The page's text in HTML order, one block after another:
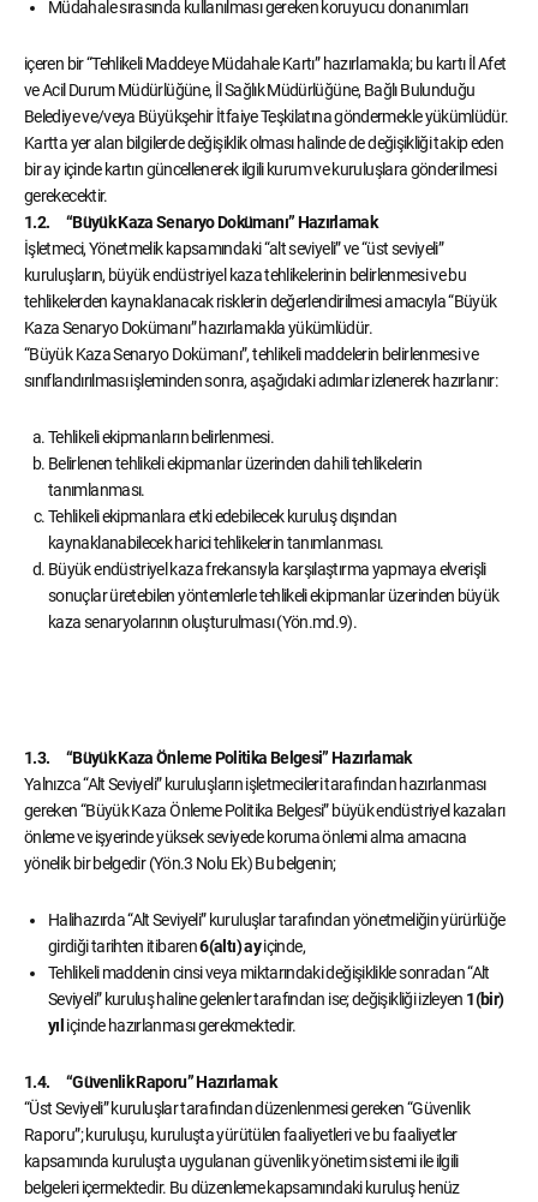
Müdahale sırasında kullanılması gereken koruyucu donanımları
içeren bir “Tehlikeli Maddeye Müdahale Kartı” hazırlamakla; bu kartı İl Afet
ve Acil Durum Müdürlüğüne, İl Sağlık Müdürlüğüne, Bağlı Bulunduğu
Belediye ve/veya Büyükşehir İtfaiye Teşkilatına göndermekle yükümlüdür.
Kartta yer alan bilgilerde değişiklik olması halinde de değişikliği takip eden
bir ay içinde kartın güncellenerek ilgili kurum ve kuruluşlara gönderilmesi
gerekecektir.
1.2. “Büyük Kaza Senaryo Dokümanı” Hazırlamak
İşletmeci, Yönetmelik kapsamındaki “alt seviyeli” ve “üst seviyeli”
kuruluşların, büyük endüstriyel kaza tehlikelerinin belirlenmesi ve bu
tehlikelerden kaynaklanacak risklerin değerlendirilmesi amacıyla “Büyük
Kaza Senaryo Dokümanı” hazırlamakla yükümlüdür.
“Büyük Kaza Senaryo Dokümanı”, tehlikeli maddelerin belirlenmesi ve
sınıflandırılması işleminden sonra, aşağıdaki adımlar izlenerek hazırlanır:
Tehlikeli ekipmanların belirlenmesi.
Belirlenen tehlikeli ekipmanlar üzerinden dahili tehlikelerin
tanımlanması.
Tehlikeli ekipmanlara etki edebilecek kuruluş dışından
kaynaklanabilecek harici tehlikelerin tanımlanması.
Büyük endüstriyel kaza frekansıyla karşılaştırma yapmaya elverişli
sonuçlar üretebilen yöntemlerle tehlikeli ekipmanlar üzerinden büyük
kaza senaryolarının oluşturulması (Yön.md.9).
1.3. “Büyük Kaza Önleme Politika Belgesi” Hazırlamak
Yalnızca “Alt Seviyeli” kuruluşların işletmecileri tarafından hazırlanması
gereken “Büyük Kaza Önleme Politika Belgesi” büyük endüstriyel kazaları
önleme ve işyerinde yüksek seviyede koruma önlemi alma amacına
yönelik bir belgedir (Yön.3 Nolu Ek) Bu belgenin;
Halihazırda “Alt Seviyeli” kuruluşlar tarafından yönetmeliğin yürürlüğe
girdiği tarihten itibaren6(altı) ayiçinde,
Tehlikeli maddenin cinsi veya miktarındaki değişiklikle sonradan “Alt
Seviyeli” kuruluş haline gelenler tarafından ise; değişikliği izleyen 1(bir)
yıl içinde hazırlanması gerekmektedir.
1.4. “Güvenlik Raporu” Hazırlamak
“Üst Seviyeli” kuruluşlar tarafından düzenlenmesi gereken “Güvenlik
Raporu”; kuruluşu, kuruluşta yürütülen faaliyetleri ve bu faaliyetler
kapsamında kuruluşta uygulanan güvenlik yönetim sistemi ile ilgili
belgeleri içermektedir. Bu düzenleme kapsamındaki kuruluş henüz